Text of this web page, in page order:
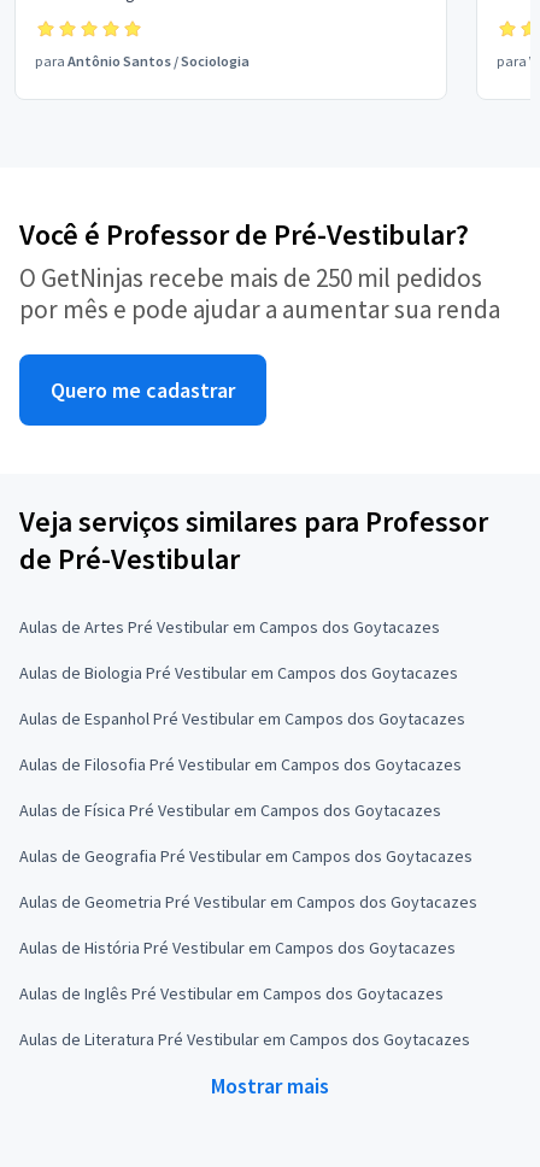
para Antônio Santos /Sociologia para
Você é Professor de Pré-Vestibular?
O GetNinjas recebe mais de 250 mil pedidos
por mês e pode ajudar a aumentar sua renda
Quero me cadastrar
Veja serviços similares para Professor
de Pré-Vestibular
Aulas de Artes Pré Vestibular em Campos dos Goytacazes
Aulas de Biologia Pré Vestibular em Campos dos Goytacazes
Aulas de Espanhol Pré Vestibular em Campos dos Goytacazes
Aulas de Filosofia Pré Vestibular em Campos dos Goytacazes
Aulas de Física Pré Vestibular em Campos dos Goytacazes
Aulas de Geografia Pré Vestibular em Campos dos Goytacazes
Aulas de Geometria Pré Vestibular em Campos dos Goytacazes
Aulas de História Pré Vestibular em Campos dos Goytacazes
Aulas de Inglês Pré Vestibular em Campos dos Goytacazes
Aulas de Literatura Pré Vestibular em Campos dos Goytacazes
Mostrar mais